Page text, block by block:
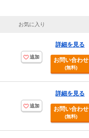
お気に入り
追加
詳細を見る
お問い合わせ
(無料)
追加
詳細を見る
お問い合わせ
(無料)